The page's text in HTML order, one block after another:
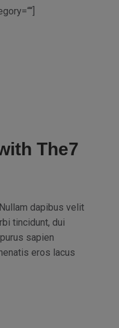
The7
dapibus velit
tincidunt, dui
sapien
eros lacus